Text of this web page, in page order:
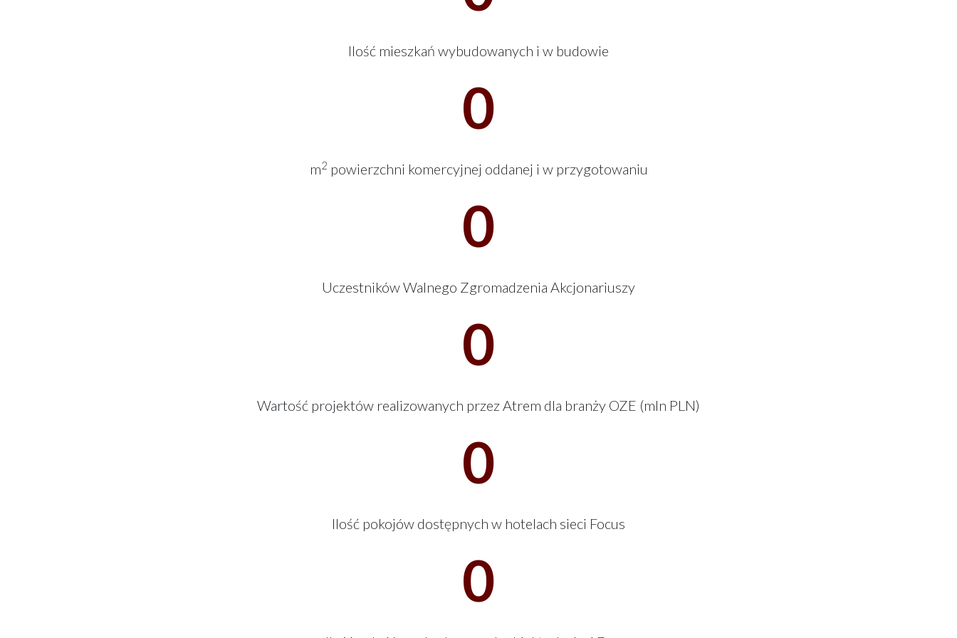
Ilość mieszkań wybudowanych i w budowie
0
m2 powierzchni komercyjnej oddanej i w przygotowaniu
0
Uczestników Walnego Zgromadzenia Akcjonariuszy
0
Wartość projektów realizowanych przez Atrem dla branży OZE (mln PLN)
0
Ilość pokojów dostępnych w hotelach sieci Focus
0